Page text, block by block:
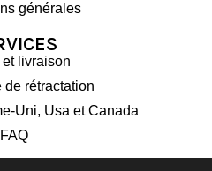
générales
et livraison
de rétractation
Uni, Usa et Canada
FAQ